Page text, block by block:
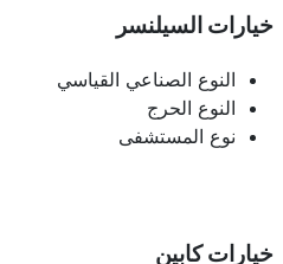
خيارات السيلنسر
النوع الصناعي القياسي
النوع الحرج
نوع المستشفى
خيارات كابين